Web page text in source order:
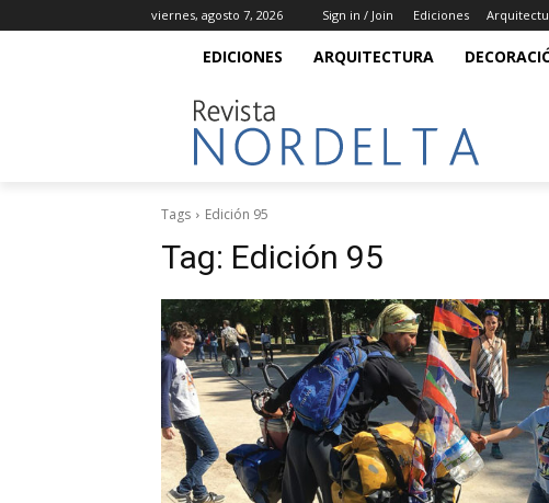
viernes, agosto 7, 2026 Sign in / Join Ediciones
EDICIONES ARQUITECTURA
Tags Edición 95
Tag: Edición 95